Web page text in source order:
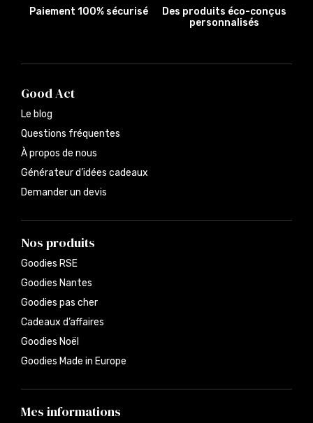
Paiement 100% sécurisé
Des produits éco-conçus
personnalisés
Good Act
Le blog
Questions fréquentes
À propos de nous
Générateur d’idées cadeaux
Demander un devis
Nos produits
Goodies RSE
Goodies Nantes
Goodies pas cher
Cadeaux d’affaires
Goodies Noël
Goodies Made in Europe
Mes informations